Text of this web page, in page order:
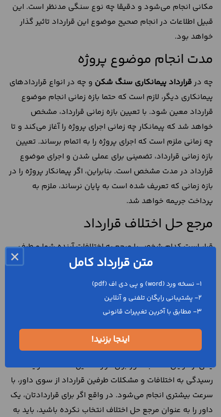
مکانی انجام می‌شود و دقیقا چه نوع سنگی مدنظر است. این
قبیل اطلاعات در انجام صحیح موضوع این قرارداد تاثیر گذار
خواهد بود.
مدت انجام موضوع پروژه
چه در قرارداد پیمانکاری سنگ شکن و چه در انواع قراردادهای
پیمانکاری دیگر، لازم است که حتما بازه زمانی انجام موضوع
قرارداد معین شود. با تعیین بازه زمانی قرارداد، مشخص
خواهد شد که پیمانکار چه زمانی اجرای پروژه را آغاز می‌کند و تا
چه زمانی ملزم است که اجرای پروژه را به اتمام برساند. تعیین
بازه زمانی قرارداد، تضمینی برای عملی شدن و اجرای موضوع
قرارداد در مدت مشخص است. بنابراین، اگر پیمانکار پروژه را در
بازه زمانی که تعریف شده است به پایان نرساند، ملزم به
پرداخت جریمه خواهد شد.
مرجع حل اختلاف قرارداد
قرار است کدام شخص یا مرجع به اختلافات آینده شما و طرف
مقابل رسیدگی کند؟ آیا به این مساله فکر کرده‌اید؟
شما دو راه دارید:
می‌توانید مرجع حل اختلاف قرارداد را مراجع قضایی کشور
می‌توانید داور انتخاب کنید.
یکی از مزایای انتخاب داور برای قرارداد این است که فرآیند
رسیدگی به اختلافات و مشکلات طرفین قرارداد از سوی داور، با
سرعت بیشتری انجام می‌شود. در واقع اگر برای قراردادتان، یک
داور را به عنوان مرجع حل اختلاف انتخاب نکرده باشید، باید به
× متن قرارداد کامل
1- نسخه ورد (word) و پی دی اف (pdf)
2- پشتیبانی رایگان تلفنی و آنلاین
3- مطابق با آخرین تغییرات قانونی
اینجا بزنید!